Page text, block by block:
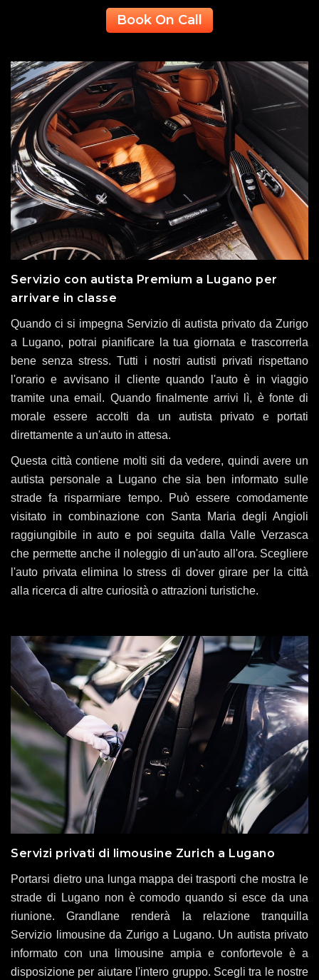
Book On Call
Servizio con autista Premium a Lugano per
arrivare in classe
Quando ci si impegna Servizio di autista privato da Zurigo
a Lugano, potrai pianificare la tua giornata e trascorrerla
bene senza stress. Tutti i nostri autisti privati ​​rispettano
l'orario e avvisano il cliente quando l'auto è in viaggio
tramite una email. Quando finalmente arrivi lì, è fonte di
morale essere accolti da un autista privato e portati
direttamente a un'auto in attesa.
Questa città contiene molti siti da vedere, quindi avere un
autista personale a Lugano che sia ben informato sulle
strade fa risparmiare tempo. Può essere comodamente
visitato in combinazione con Santa Maria degli Angioli
raggiungibile in auto e poi seguita dalla Valle Verzasca
che permette anche il noleggio di un'auto all'ora. Scegliere
l'auto privata elimina lo stress di dover girare per la città
alla ricerca di altre curiosità o attrazioni turistiche.
Servizi privati ​​di limousine Zurich a Lugano
Portarsi dietro una lunga mappa dei trasporti che mostra le
strade di Lugano non è comodo quando si esce da una
riunione. Grandlane renderà la relazione tranquilla
Servizio limousine da Zurigo a Lugano. Un autista privato
informato con una limousine ampia e confortevole è a
disposizione per aiutare l'intero gruppo. Scegli tra le nostre